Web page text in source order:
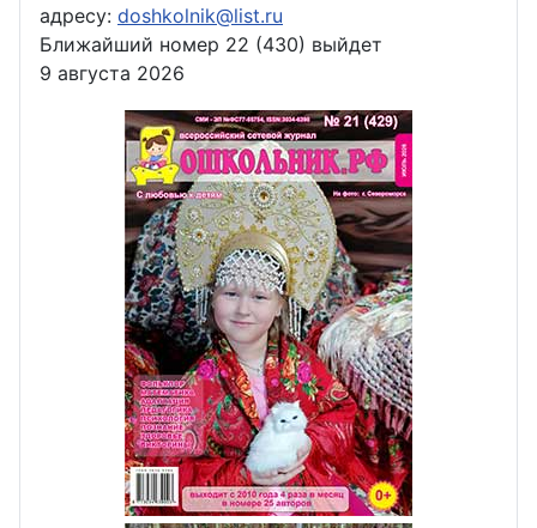
адресу: doshkolnik@list.ru
Ближайший номер 22 (430) выйдет
9 августа 2026